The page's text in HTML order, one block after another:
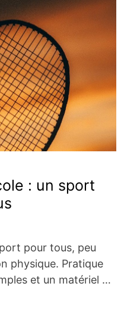
: un sport
pour tous, peu
physique. Pratique
et un matériel …